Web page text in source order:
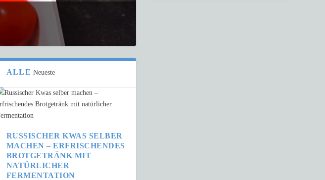
ALLE Neueste
RUSSISCHER KWAS SELBER
MACHEN – ERFRISCHENDES
BROTGETRÄNK MIT
NATÜRLICHER
FERMENTATION